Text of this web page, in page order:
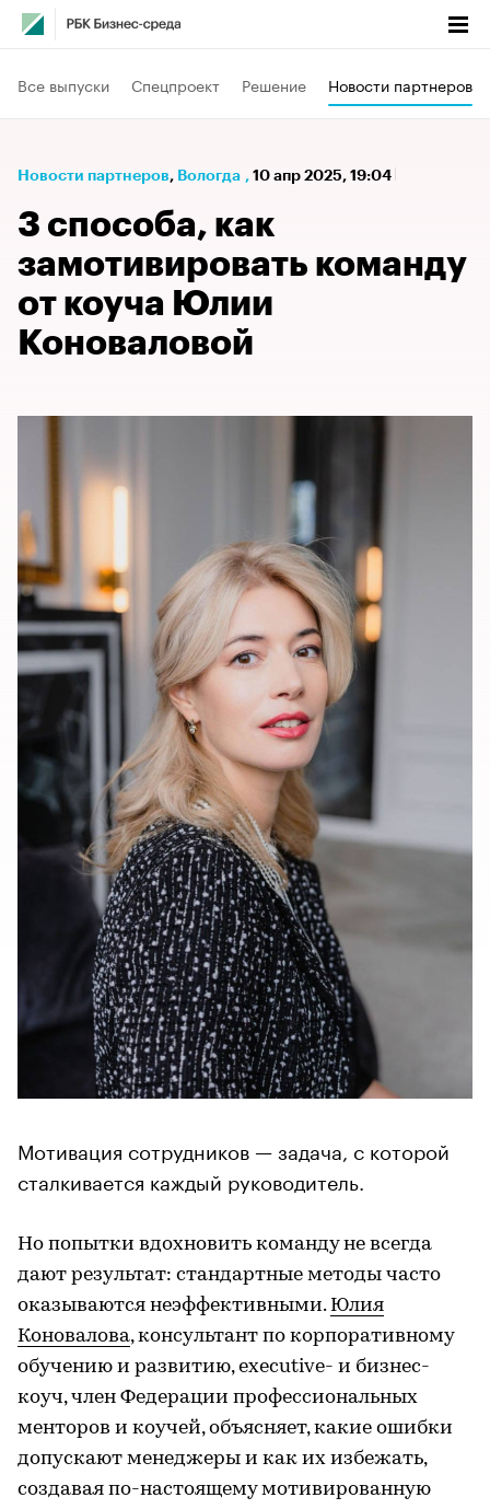
Все выпуски Спецпроект Решение Новости партнеров
Новости партнеров⁠, Вологда , 10 апр 2025, 19:04
3 способа, как
замотивировать команду
от коуча Юлии
Коноваловой
Мотивация сотрудников — задача, с которой
сталкивается каждый руководитель.
Но попытки вдохновить команду не всегда
дают результат: стандартные методы часто
оказываются неэффективными. Юлия
Коновалова, консультант по корпоративному
обучению и развитию, executive- и бизнес-
коуч, член Федерации профессиональных
менторов и коучей, объясняет, какие ошибки
допускают менеджеры и как их избежать,
создавая по-настоящему мотивированную